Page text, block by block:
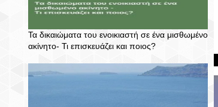
Τα δικαιώματα του ενοικιαστή σε ένα μισθωμένο
ακίνητο- Τι επισκευάζει και ποιος?